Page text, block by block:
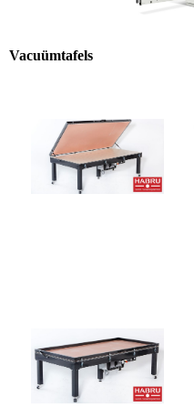
Vacuümtafels